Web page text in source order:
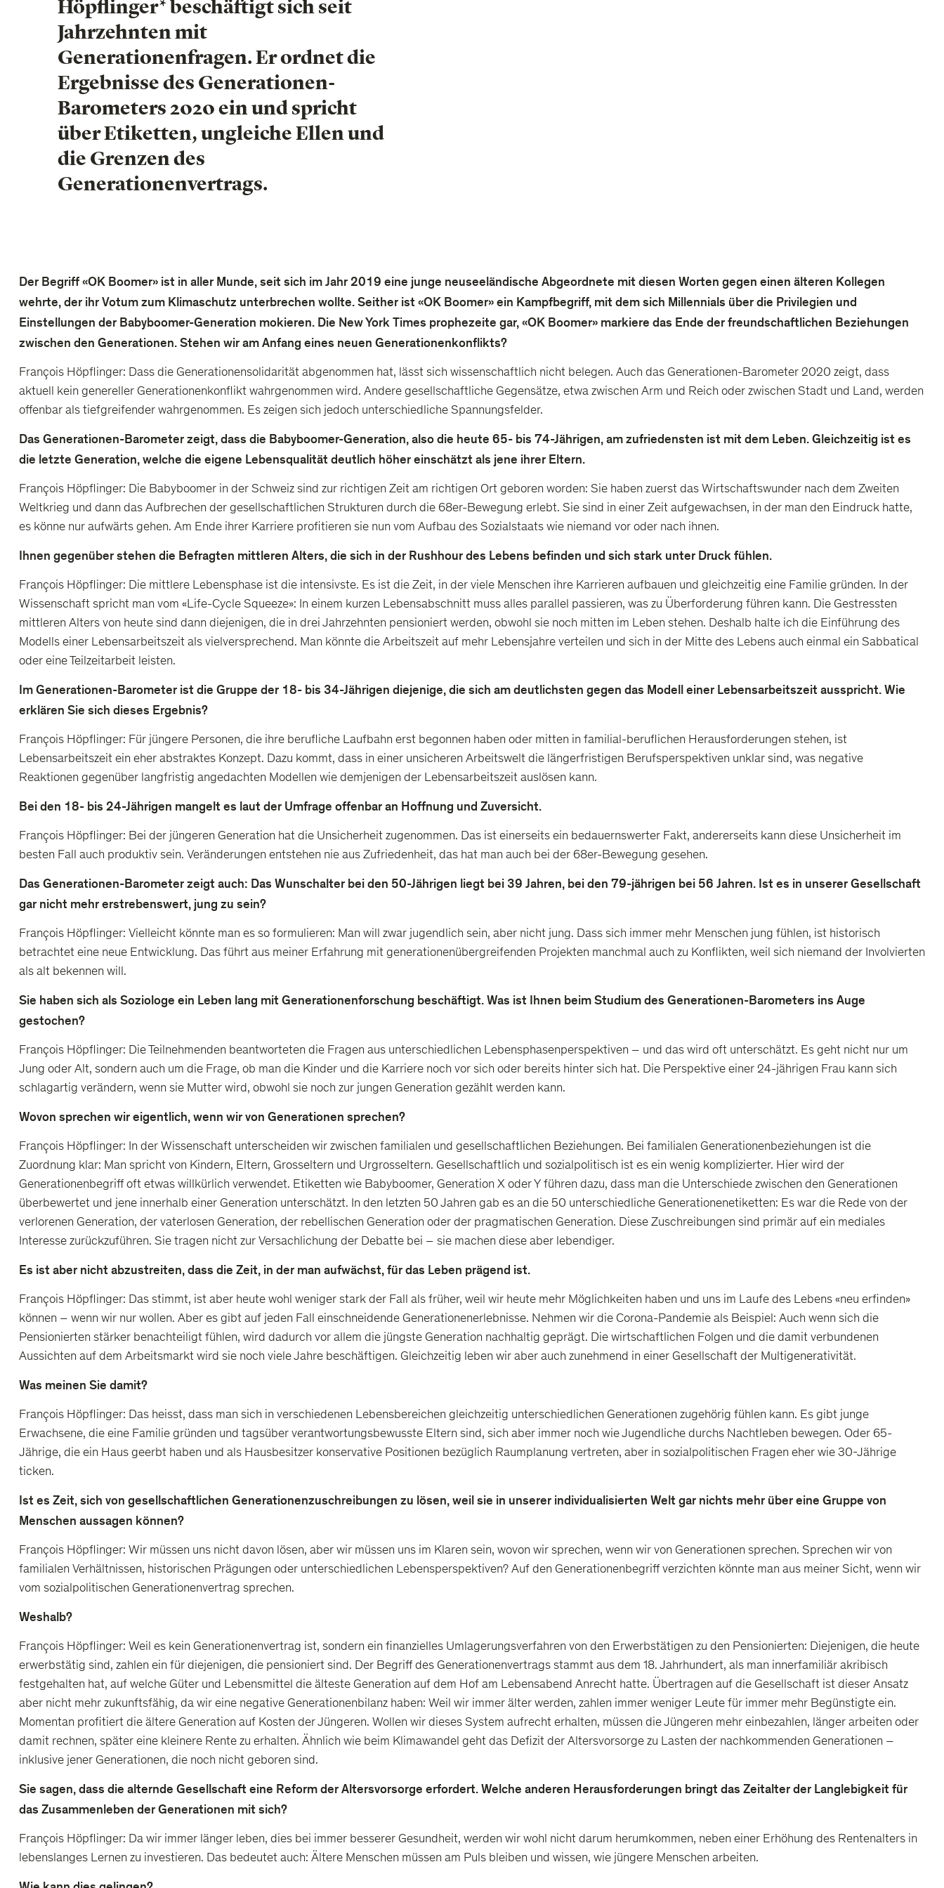
Höpflinger* beschäftigt sich seit
Jahrzehnten mit
Generationenfragen. Er ordnet die
Ergebnisse des Generationen-
Barometers 2020 ein und spricht
über Etiketten, ungleiche Ellen und
die Grenzen des
Generationenvertrags.
Der Begriff «OK Boomer» ist in aller Munde, seit sich im Jahr 2019 eine junge neuseeländische Abgeordnete mit diesen Worten gegen einen älteren Kollegen
wehrte, der ihr Votum zum Klimaschutz unterbrechen wollte. Seither ist «OK Boomer» ein Kampfbegriff, mit dem sich Millennials über die Privilegien und
Einstellungen der Babyboomer-Generation mokieren. Die New York Times prophezeite gar, «OK Boomer» markiere das Ende der freundschaftlichen Beziehungen
zwischen den Generationen. Stehen wir am Anfang eines neuen Generationenkonflikts?
François Höpflinger: Dass die Generationensolidarität abgenommen hat, lässt sich wissenschaftlich nicht belegen. Auch das Generationen-Barometer 2020 zeigt, dass
aktuell kein genereller Generationenkonflikt wahrgenommen wird. Andere gesellschaftliche Gegensätze, etwa zwischen Arm und Reich oder zwischen Stadt und Land, werden
offenbar als tiefgreifender wahrgenommen. Es zeigen sich jedoch unterschiedliche Spannungsfelder.
Das Generationen-Barometer zeigt, dass die Babyboomer-Generation, also die heute 65- bis 74-Jährigen, am zufriedensten ist mit dem Leben. Gleichzeitig ist es
die letzte Generation, welche die eigene Lebensqualität deutlich höher einschätzt als jene ihrer Eltern.
François Höpflinger: Die Babyboomer in der Schweiz sind zur richtigen Zeit am richtigen Ort geboren worden: Sie haben zuerst das Wirtschaftswunder nach dem Zweiten
Weltkrieg und dann das Aufbrechen der gesellschaftlichen Strukturen durch die 68er-Bewegung erlebt. Sie sind in einer Zeit aufgewachsen, in der man den Eindruck hatte,
es könne nur aufwärts gehen. Am Ende ihrer Karriere profitieren sie nun vom Aufbau des Sozialstaats wie niemand vor oder nach ihnen.
Ihnen gegenüber stehen die Befragten mittleren Alters, die sich in der Rushhour des Lebens befinden und sich stark unter Druck fühlen.
François Höpflinger: Die mittlere Lebensphase ist die intensivste. Es ist die Zeit, in der viele Menschen ihre Karrieren aufbauen und gleichzeitig eine Familie gründen. In der
Wissenschaft spricht man vom «Life-Cycle Squeeze»: In einem kurzen Lebensabschnitt muss alles parallel passieren, was zu Überforderung führen kann. Die Gestressten
mittleren Alters von heute sind dann diejenigen, die in drei Jahrzehnten pensioniert werden, obwohl sie noch mitten im Leben stehen. Deshalb halte ich die Einführung des
Modells einer Lebensarbeitszeit als vielversprechend. Man könnte die Arbeitszeit auf mehr Lebensjahre verteilen und sich in der Mitte des Lebens auch einmal ein Sabbatical
oder eine Teilzeitarbeit leisten.
Im Generationen-Barometer ist die Gruppe der 18- bis 34-Jährigen diejenige, die sich am deutlichsten gegen das Modell einer Lebensarbeitszeit ausspricht. Wie
erklären Sie sich dieses Ergebnis?
François Höpflinger: Für jüngere Personen, die ihre berufliche Laufbahn erst begonnen haben oder mitten in familial-beruflichen Herausforderungen stehen, ist
Lebensarbeitszeit ein eher abstraktes Konzept. Dazu kommt, dass in einer unsicheren Arbeitswelt die längerfristigen Berufsperspektiven unklar sind, was negative
Reaktionen gegenüber langfristig angedachten Modellen wie demjenigen der Lebensarbeitszeit auslösen kann.
Bei den 18- bis 24-Jährigen mangelt es laut der Umfrage offenbar an Hoffnung und Zuversicht.
François Höpflinger: Bei der jüngeren Generation hat die Unsicherheit zugenommen. Das ist einerseits ein bedauernswerter Fakt, andererseits kann diese Unsicherheit im
besten Fall auch produktiv sein. Veränderungen entstehen nie aus Zufriedenheit, das hat man auch bei der 68er-Bewegung gesehen.
Das Generationen-Barometer zeigt auch: Das Wunschalter bei den 50-Jährigen liegt bei 39 Jahren, bei den 79-jährigen bei 56 Jahren. Ist es in unserer Gesellschaft
gar nicht mehr erstrebenswert, jung zu sein?
François Höpflinger: Vielleicht könnte man es so formulieren: Man will zwar jugendlich sein, aber nicht jung. Dass sich immer mehr Menschen jung fühlen, ist historisch
betrachtet eine neue Entwicklung. Das führt aus meiner Erfahrung mit generationenübergreifenden Projekten manchmal auch zu Konflikten, weil sich niemand der Involvierten
als alt bekennen will.
Sie haben sich als Soziologe ein Leben lang mit Generationenforschung beschäftigt. Was ist Ihnen beim Studium des Generationen-Barometers ins Auge
gestochen?
François Höpflinger: Die Teilnehmenden beantworteten die Fragen aus unterschiedlichen Lebensphasenperspektiven – und das wird oft unterschätzt. Es geht nicht nur um
Jung oder Alt, sondern auch um die Frage, ob man die Kinder und die Karriere noch vor sich oder bereits hinter sich hat. Die Perspektive einer 24-jährigen Frau kann sich
schlagartig verändern, wenn sie Mutter wird, obwohl sie noch zur jungen Generation gezählt werden kann.
Wovon sprechen wir eigentlich, wenn wir von Generationen sprechen?
François Höpflinger: In der Wissenschaft unterscheiden wir zwischen familialen und gesellschaftlichen Beziehungen. Bei familialen Generationenbeziehungen ist die
Zuordnung klar: Man spricht von Kindern, Eltern, Grosseltern und Urgrosseltern. Gesellschaftlich und sozialpolitisch ist es ein wenig komplizierter. Hier wird der
Generationenbegriff oft etwas willkürlich verwendet. Etiketten wie Babyboomer, Generation X oder Y führen dazu, dass man die Unterschiede zwischen den Generationen
überbewertet und jene innerhalb einer Generation unterschätzt. In den letzten 50 Jahren gab es an die 50 unterschiedliche Generationenetiketten: Es war die Rede von der
verlorenen Generation, der vaterlosen Generation, der rebellischen Generation oder der pragmatischen Generation. Diese Zuschreibungen sind primär auf ein mediales
Interesse zurückzuführen. Sie tragen nicht zur Versachlichung der Debatte bei – sie machen diese aber lebendiger.
Es ist aber nicht abzustreiten, dass die Zeit, in der man aufwächst, für das Leben prägend ist.
François Höpflinger: Das stimmt, ist aber heute wohl weniger stark der Fall als früher, weil wir heute mehr Möglichkeiten haben und uns im Laufe des Lebens «neu erfinden»
können – wenn wir nur wollen. Aber es gibt auf jeden Fall einschneidende Generationenerlebnisse. Nehmen wir die Corona-Pandemie als Beispiel: Auch wenn sich die
Pensionierten stärker benachteiligt fühlen, wird dadurch vor allem die jüngste Generation nachhaltig geprägt. Die wirtschaftlichen Folgen und die damit verbundenen
Aussichten auf dem Arbeitsmarkt wird sie noch viele Jahre beschäftigen. Gleichzeitig leben wir aber auch zunehmend in einer Gesellschaft der Multigenerativität.
Was meinen Sie damit?
François Höpflinger: Das heisst, dass man sich in verschiedenen Lebensbereichen gleichzeitig unterschiedlichen Generationen zugehörig fühlen kann. Es gibt junge
Erwachsene, die eine Familie gründen und tagsüber verantwortungsbewusste Eltern sind, sich aber immer noch wie Jugendliche durchs Nachtleben bewegen. Oder 65-
Jährige, die ein Haus geerbt haben und als Hausbesitzer konservative Positionen bezüglich Raumplanung vertreten, aber in sozialpolitischen Fragen eher wie 30-Jährige
ticken.
Ist es Zeit, sich von gesellschaftlichen Generationenzuschreibungen zu lösen, weil sie in unserer individualisierten Welt gar nichts mehr über eine Gruppe von
Menschen aussagen können?
François Höpflinger: Wir müssen uns nicht davon lösen, aber wir müssen uns im Klaren sein, wovon wir sprechen, wenn wir von Generationen sprechen. Sprechen wir von
familialen Verhältnissen, historischen Prägungen oder unterschiedlichen Lebensperspektiven? Auf den Generationenbegriff verzichten könnte man aus meiner Sicht, wenn wir
vom sozialpolitischen Generationenvertrag sprechen.
Weshalb?
François Höpflinger: Weil es kein Generationenvertrag ist, sondern ein finanzielles Umlagerungsverfahren von den Erwerbstätigen zu den Pensionierten: Diejenigen, die heute
erwerbstätig sind, zahlen ein für diejenigen, die pensioniert sind. Der Begriff des Generationenvertrags stammt aus dem 18. Jahrhundert, als man innerfamiliär akribisch
festgehalten hat, auf welche Güter und Lebensmittel die älteste Generation auf dem Hof am Lebensabend Anrecht hatte. Übertragen auf die Gesellschaft ist dieser Ansatz
aber nicht mehr zukunftsfähig, da wir eine negative Generationenbilanz haben: Weil wir immer älter werden, zahlen immer weniger Leute für immer mehr Begünstigte ein.
Momentan profitiert die ältere Generation auf Kosten der Jüngeren. Wollen wir dieses System aufrecht erhalten, müssen die Jüngeren mehr einbezahlen, länger arbeiten oder
damit rechnen, später eine kleinere Rente zu erhalten. Ähnlich wie beim Klimawandel geht das Defizit der Altersvorsorge zu Lasten der nachkommenden Generationen –
inklusive jener Generationen, die noch nicht geboren sind.
Sie sagen, dass die alternde Gesellschaft eine Reform der Altersvorsorge erfordert. Welche anderen Herausforderungen bringt das Zeitalter der Langlebigkeit für
das Zusammenleben der Generationen mit sich?
François Höpflinger: Da wir immer länger leben, dies bei immer besserer Gesundheit, werden wir wohl nicht darum herumkommen, neben einer Erhöhung des Rentenalters in
lebenslanges Lernen zu investieren. Das bedeutet auch: Ältere Menschen müssen am Puls bleiben und wissen, wie jüngere Menschen arbeiten.